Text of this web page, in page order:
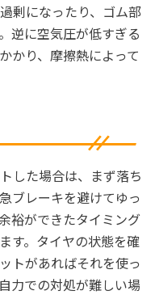
剰になったり、ゴム部
逆に空気圧が低すぎる
かり、摩擦熱によって
した場合は、まず落ち
ブレーキを避けてゆっ
裕ができたタイミング
す。タイヤの状態を確
トがあればそれを使っ
力での対処が難しい場